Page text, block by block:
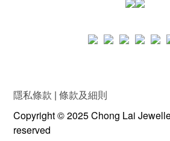
隱私條款 | 條款及細則
Copyright © 2025 Chong Lai
reserved